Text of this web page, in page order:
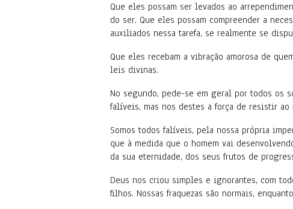
Que eles possam ser levados ao
do ser. Que eles possam compreender a
auxiliados nessa tarefa, se realmente se
Que eles recebam a vibração amorosa de
leis divinas.
No segundo, pede-se em geral por todos os
falíveis, mas nos destes a força de resistir ao
Somos todos falíveis, pela nossa própria
que à medida que o homem vai
da sua eternidade, dos seus frutos de
Deus nos criou simples e ignorantes, com
filhos. Nossas fraquezas são normais,